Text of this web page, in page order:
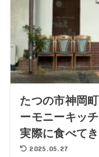
たつの市神岡
ーモニーキッ
実際に食べて
2025.05.27